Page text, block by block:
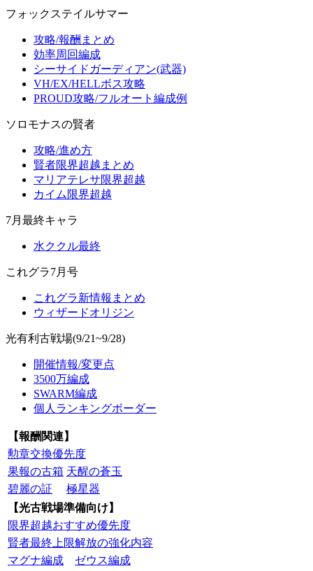
フォックステイルサマー
攻略/報酬まとめ
効率周回編成
シーサイドガーディアン(武器)
VH/EX/HELLボス攻略
PROUD攻略/フルオート編成例
ソロモナスの賢者
攻略/進め方
賢者限界超越まとめ
マリアテレサ限界超越
カイム限界超越
7月最終キャラ
水ククル最終
これグラ7月号
これグラ新情報まとめ
ウィザードオリジン
光有利古戦場(9/21~9/28)
開催情報/変更点
3500万編成
SWARM編成
個人ランキングボーダー
【報酬関連】
勲章交換優先度
果報の古箱 天醒の蒼玉
碧麗の証
極星器
【光古戦場準備向け】
限界超越おすすめ優先度
賢者最終上限解放の強化内容
マグナ編成
ゼウス編成